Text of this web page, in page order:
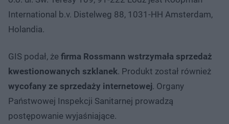
International b.v. Distelweg 88, 1031-HH Amsterdam,
Holandia.
GIS podał, że firma Rossmann wstrzymała sprzedaż
kwestionowanych szklanek. Produkt został również
wycofany ze sprzedaży internetowej. Organy
Państwowej Inspekcji Sanitarnej prowadzą
postępowanie wyjaśniające.